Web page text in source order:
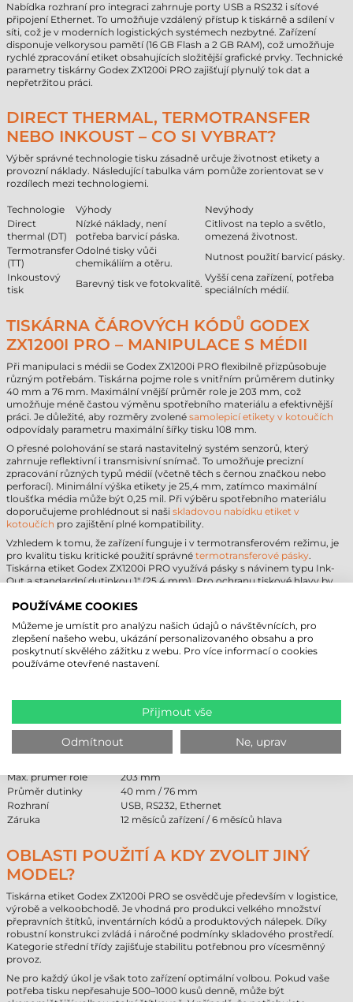
Nabídka rozhraní pro integraci zahrnuje porty USB a RS232 i síťové
připojení Ethernet. To umožňuje vzdálený přístup k tiskárně a sdílení v
síti, což je v moderních logistických systémech nezbytné. Zařízení
disponuje velkorysou pamětí (16 GB Flash a 2 GB RAM), což umožňuje
rychlé zpracování etiket obsahujících složitější grafické prvky. Technické
parametry tiskárny Godex ZX1200i PRO zajišťují plynulý tok dat a
nepřetržitou práci.
DIRECT THERMAL, TERMOTRANSFER
NEBO INKOUST – CO SI VYBRAT?
Výběr správné technologie tisku zásadně určuje životnost etikety a
provozní náklady. Následující tabulka vám pomůže zorientovat se v
rozdílech mezi technologiemi.
Technologie Výhody
Nevýhody
Direct
thermal (DT)
Nízké náklady, není
potřeba barvicí páska.
Citlivost na teplo a světlo,
omezená životnost.
Termotransfer
(TT)
Odolné tisky vůči
chemikáliím a otěru.
Nutnost použití barvicí pásky.
Inkoustový
tisk
Barevný tisk ve fotokvalitě.
Vyšší cena zařízení, potřeba
speciálních médií.
TISKÁRNA ČÁROVÝCH KÓDŮ GODEX
ZX1200I PRO – MANIPULACE S MÉDII
Při manipulaci s médii se Godex ZX1200i PRO flexibilně přizpůsobuje
různým potřebám. Tiskárna pojme role s vnitřním průměrem dutinky
40 mm a 76 mm. Maximální vnější průměr role je 203 mm, což
umožňuje méně častou výměnu spotřebního materiálu a efektivnější
práci. Je důležité, aby rozměry zvolené samolepicí etikety v kotoučích
odpovídaly parametru maximální šířky tisku 108 mm.
O přesné polohování se stará nastavitelný systém senzorů, který
zahrnuje reflektivní i transmisivní snímač. To umožňuje precizní
zpracování různých typů médií (včetně těch s černou značkou nebo
perforací). Minimální výška etikety je 25,4 mm, zatímco maximální
tloušťka média může být 0,25 mil. Při výběru spotřebního materiálu
doporučujeme prohlédnout si naši skladovou nabídku etiket v
kotoučích pro zajištění plné kompatibility.
Vzhledem k tomu, že zařízení funguje i v termotransferovém režimu, je
pro kvalitu tisku kritické použití správné termotransferové pásky.
Tiskárna etiket Godex ZX1200i PRO využívá pásky s návinem typu Ink-
Out a standardní dutinkou 1" (25,4 mm). Pro ochranu tiskové hlavy by
technologie zajišťuje trvanlivé značení odolné i vůči chemickým vlivům.
GODEX ZX1200I PRO TISKÁRNA ETIKET –
TECHNICKÉ PARAMETRY
Technologie
termotransferová
Max. průměr role
203 mm
Průměr dutinky
40 mm / 76 mm
Rozhraní
USB, RS232, Ethernet
Záruka
12 měsíců zařízení / 6 měsíců hlava
OBLASTI POUŽITÍ A KDY ZVOLIT JINÝ
MODEL?
Tiskárna etiket Godex ZX1200i PRO se osvědčuje především v logistice,
výrobě a velkoobchodě. Je vhodná pro produkci velkého množství
přepravních štítků, inventárních kódů a produktových nálepek. Díky
robustní konstrukci zvládá i náročné podmínky skladového prostředí.
Kategorie střední třídy zajišťuje stabilitu potřebnou pro vícesměnný
provoz.
Ne pro každý úkol je však toto zařízení optimální volbou. Pokud vaše
potřeba tisku nepřesahuje 500–1000 kusů denně, může být
POUŽÍVÁME COOKIES
Můžeme je umístit pro analýzu našich údajů o návštěvnících, pro
zlepšení našeho webu, ukázání personalizovaného obsahu a pro
poskytnutí skvělého zážitku z webu. Pro více informací o cookies
používáme otevřené nastavení.
Přijmout vše
Odmítnout Ne, uprav